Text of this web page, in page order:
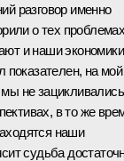
разговор именно
о тех
и наши
показателен, на мой
мы не зацикливались
в то же
наши
судьба